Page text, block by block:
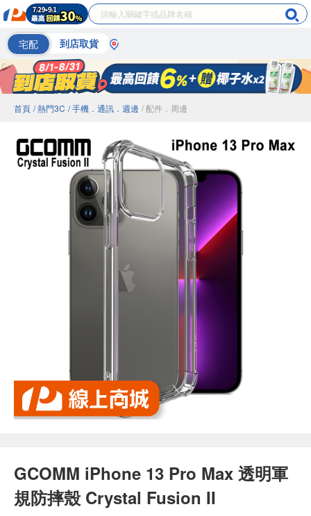
宅配 到店取貨
首頁 / 熱門3C / 手機．通訊．週邊 / 配件．周邊
GCOMM iPhone 13 Pro Max 透明軍
規防摔殼 Crystal Fusion II